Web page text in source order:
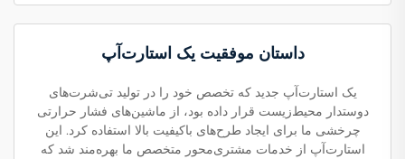
داستان موفقیت یک استارت‌آپ
یک استارت‌آپ جدید که تخصص خود را در تولید تی‌شرت‌های
دوستدار محیط‌زیست قرار داده بود، از ماشین‌های فشار حرارتی
چرخشی ما برای ایجاد طرح‌های باکیفیت بالا استفاده کرد. این
استارت‌آپ از خدمات مشتری‌محور متخصص ما بهره‌مند شد که